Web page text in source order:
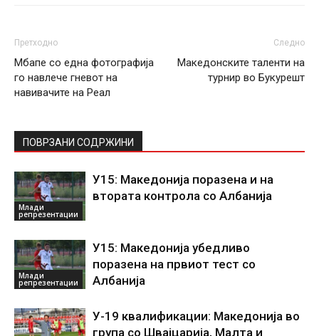
Претходно
Мбапе со една фотографија
го навлече гневот на
навивачите на Реал
Следно
Македонските таленти на
турнир во Букурешт
ПОВРЗАНИ СОДРЖИНИ
Млади
репрезентации
У15: Македонија поразена и на
втората контрола со Албанија
Млади
репрезентации
У15: Македонија убедливо
поразена на првиот тест со
Албанија
У-19 квалификации: Македонија во
група со Швајцарија, Малта и